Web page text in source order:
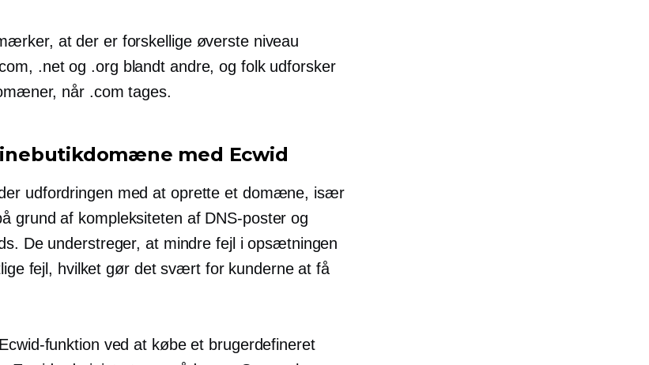
at der er forskellige øverste niveau
.net og .org blandt andre, og folk udforsker
når .com tages.
med Ecwid
udfordringen med at oprette et domæne, især
grund af kompleksiteten af ​​DNS-poster og
De understreger, at mindre fejl i opsætningen
fejl, hvilket gør det svært for kunderne at få
funktion ved at købe et brugerdefineret